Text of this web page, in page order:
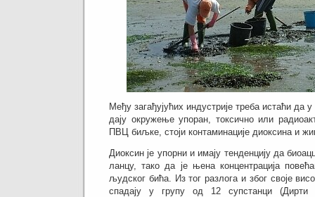
Међу загађујућих индустрије треба истаћи да
дају окружење упоран, токсично или
ПВЦ биљке, стоји контаминације диоксина и
Диоксин је упорни и имају тенденцију да
ланцу, тако да је њена концентрација
људског бића. Из тог разлога и због своје
спадају у групу од 12 супстанци (Дирти